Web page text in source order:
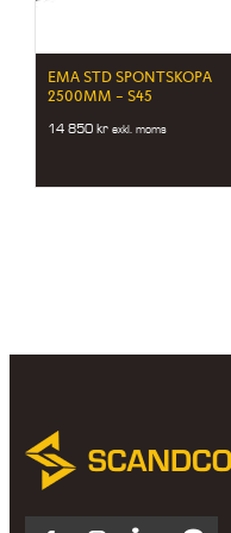
EMA STD SPONTSKOPA
2500MM – S45
14 850kr exkl. moms